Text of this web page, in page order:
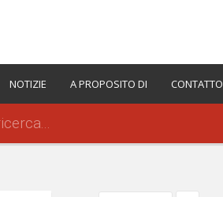
NOTIZIE A PROPOSITO DI CONTATTO